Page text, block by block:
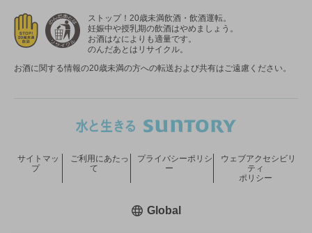
ストップ！20歳未満飲酒・飲酒運転。
妊娠中や授乳期の飲酒はやめましょう。
お酒はなによりも適量です。
のんだあとはリサイクル。
お酒に関する情報の20歳未満の方への転送および共有はご遠慮ください。
サイトマッ
プ
ご利用にあたっ
て
プライバシーポリシ
ー
ウェブアクセシビリ
ティ
ポリシー
Global新しいウィンドウで開く